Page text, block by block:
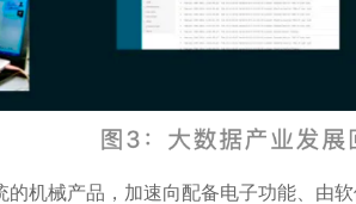
机械产品，加速向配备电子功能、由